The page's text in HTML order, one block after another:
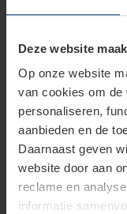
Deze website
Op onze website
van cookies om de
personaliseren,
aanbieden en de
Daarnaast geven
website door aan
reclame en
informatie